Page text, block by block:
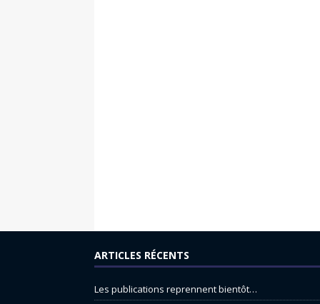
ARTICLES RÉCENTS
Les publications reprennent bientôt…